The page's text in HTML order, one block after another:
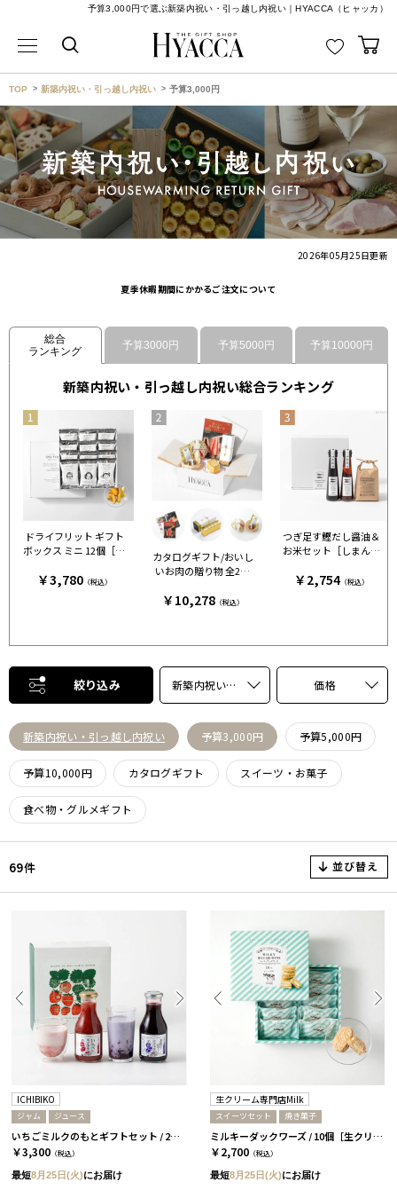
予算3,000円で選ぶ新築内祝い・引っ越し内祝い｜HYACCA（ヒャッカ）
TOP 新築内祝い・引っ越し内祝い 予算3,000円
2026年05月25日更新
夏季休暇期間にかかるご注文について
総合
ランキング
予算3000円 予算5000円 予算10000円
新築内祝い・引っ越し内祝い総合ランキング
ドライフリット ギフト
ボックス ミニ 12個［ア
￥3,780（税込）
カタログギフト/おいし
いお肉の贈り物 全2種
C
￥10,278（税込）
つぎ足す鰹だし醤油＆
お米セット［しまんと
￥2,754（税込）
絞り込み 新築内祝い・引っ越し内祝い 価格
新築内祝い・引っ越し内祝い 予算3,000円 予算5,000円
予算10,000円 カタログギフト スイーツ・お菓子
食べ物・グルメギフト
69件 並び替え
ICHIBIKO
ジャム ジュース
いちごミルクのもとギフトセット / 2本 / いちご・ぶるーべりー［ICHIBIKO］
￥3,300 （税込）
最短8月25日(火)にお届け
生クリーム専門店Milk
スイーツセット 焼き菓子
ミルキーダックワーズ / 10個［生クリーム専門店Milk］
￥2,700 （税込）
最短8月25日(火)にお届け